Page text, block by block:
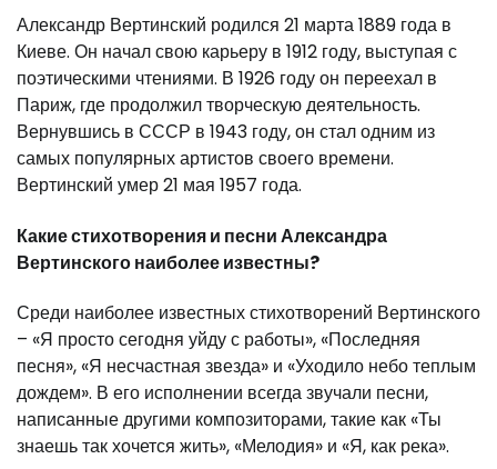
Александр Вертинский родился 21 марта 1889 года в
Киеве. Он начал свою карьеру в 1912 году, выступая с
поэтическими чтениями. В 1926 году он переехал в
Париж, где продолжил творческую деятельность.
Вернувшись в СССР в 1943 году, он стал одним из
самых популярных артистов своего времени.
Вертинский умер 21 мая 1957 года.
Какие стихотворения и песни Александра
Вертинского наиболее известны?
Среди наиболее известных стихотворений Вертинского
– «Я просто сегодня уйду с работы», «Последняя
песня», «Я несчастная звезда» и «Уходило небо теплым
дождем». В его исполнении всегда звучали песни,
написанные другими композиторами, такие как «Ты
знаешь так хочется жить», «Мелодия» и «Я, как река».